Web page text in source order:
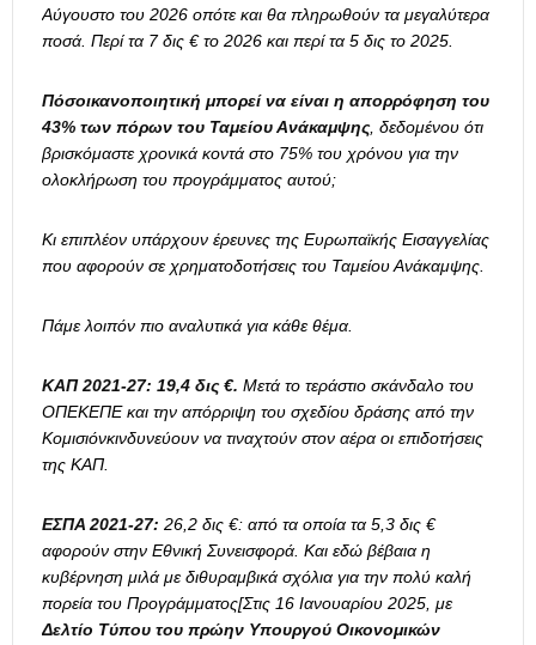
Αύγουστο του 2026 οπότε και θα πληρωθούν τα μεγαλύτερα
ποσά. Περί τα 7 δις € το 2026 και περί τα 5 δις το 2025.
Πόσοικανοποιητική μπορεί να είναι η απορρόφηση του
43% των πόρων του Ταμείου Ανάκαμψης, δεδομένου ότι
βρισκόμαστε χρονικά κοντά στο 75% του χρόνου για την
ολοκλήρωση του προγράμματος αυτού;
Κι επιπλέον υπάρχουν έρευνες της Ευρωπαϊκής Εισαγγελίας
που αφορούν σε χρηματοδοτήσεις του Ταμείου Ανάκαμψης.
Πάμε λοιπόν πιο αναλυτικά για κάθε θέμα.
ΚΑΠ 2021-27: 19,4 δις €. Μετά το τεράστιο σκάνδαλο του
ΟΠΕΚΕΠΕ και την απόρριψη του σχεδίου δράσης από την
Κομισιόνκινδυνεύουν να τιναχτούν στον αέρα οι επιδοτήσεις
της ΚΑΠ.
ΕΣΠΑ 2021-27: 26,2 δις €: από τα οποία τα 5,3 δις €
αφορούν στην Εθνική Συνεισφορά. Και εδώ βέβαια η
κυβέρνηση μιλά με διθυραμβικά σχόλια για την πολύ καλή
πορεία του Προγράμματος[Στις 16 Ιανουαρίου 2025, με
Δελτίο Τύπου του πρώην Υπουργού Οικονομικών